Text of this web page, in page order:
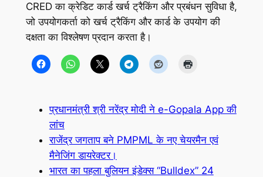
CRED का क्रेडिट कार्ड खर्च ट्रैकिंग और प्रबंधन सुविधा है,
जो उपयोगकर्ता को खर्च ट्रैकिंग और कार्ड के उपयोग की
दक्षता का विश्लेषण प्रदान करता है।
प्रधानमंत्री श्री नरेंद्र मोदी ने e-Gopala App की
लांच
राजेंद्र जगताप बने PMPML के नए चेयरमैन एवं
मैनेजिंग डायरेक्टर।
भारत का पहला बुलियन इंडेक्स “Bulldex” 24